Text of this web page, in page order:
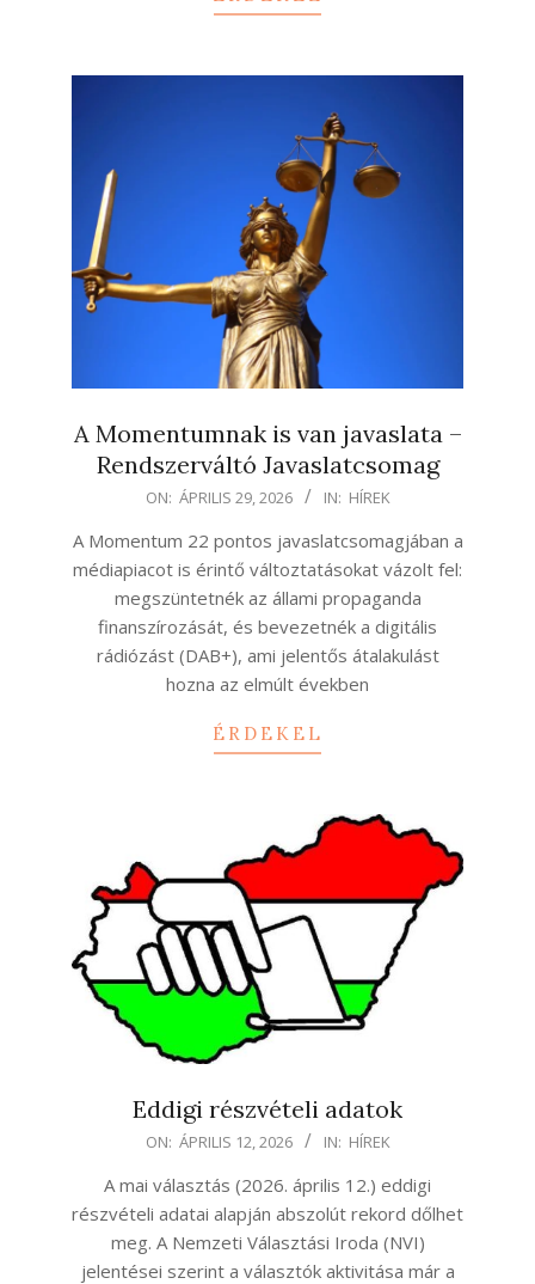
A Momentumnak is van javaslata –
Rendszerváltó Javaslatcsomag
29
ON: ÁPRILIS 29, 2026 IN: HÍREK
A Momentum 22 pontos javaslatcsomagjában a
médiapiacot is érintő változtatásokat vázolt fel:
megszüntetnék az állami propaganda
finanszírozását, és bevezetnék a digitális
rádiózást (DAB+), ami jelentős átalakulást
hozna az elmúlt években
ÉRDEKEL
Eddigi részvételi adatok
ON: ÁPRILIS 12, 2026 IN: HÍREK
A mai választás (2026. április 12.) eddigi
részvételi adatai alapján abszolút rekord dőlhet
meg. A Nemzeti Választási Iroda (NVI)
jelentései szerint a választók aktivitása már a